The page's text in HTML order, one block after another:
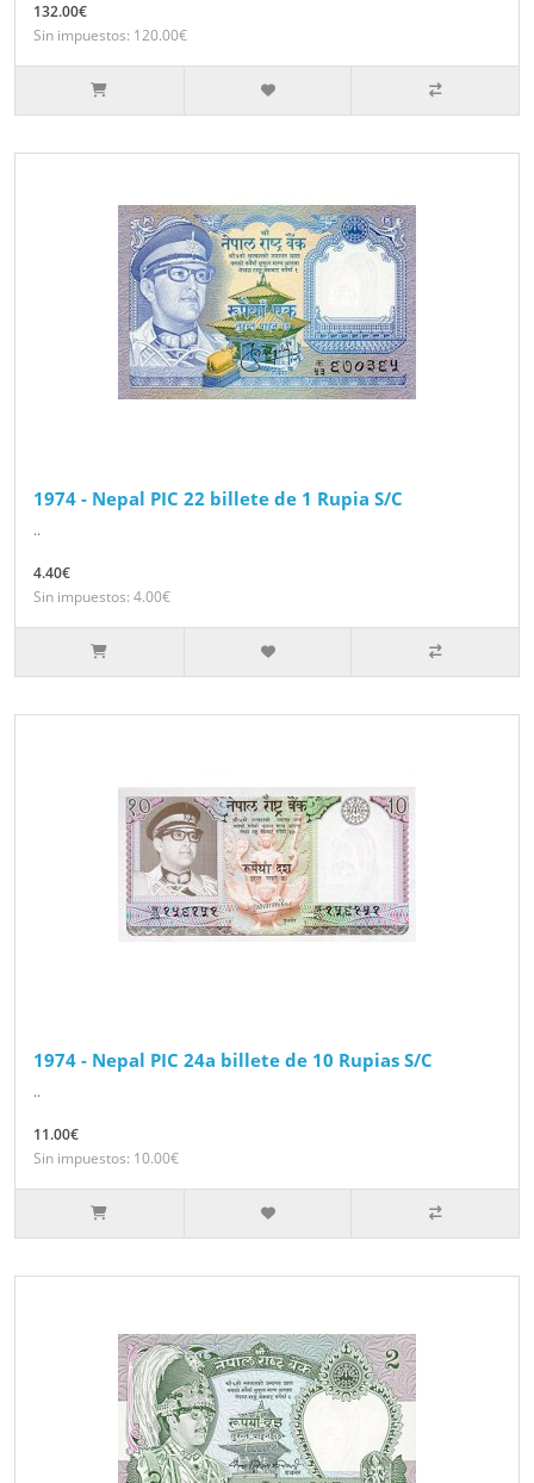
132.00€
Sin impuestos: 120.00€
1974 - Nepal PIC 22 billete de 1 Rupia S/C
..
4.40€
Sin impuestos: 4.00€
1974 - Nepal PIC 24a billete de 10 Rupias S/C
..
11.00€
Sin impuestos: 10.00€